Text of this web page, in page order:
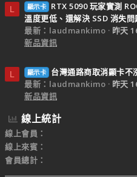
L 顯示卡
RTX 5090 玩家實測
溫度更低、還解決 SSD 消失問
最新：laudmankimo
昨天
新品資訊
L 顯示卡
台灣通路商取消顯卡
最新：laudmankimo
昨天
新品資訊
線上統計
線上會員
線上來賓
會員總計